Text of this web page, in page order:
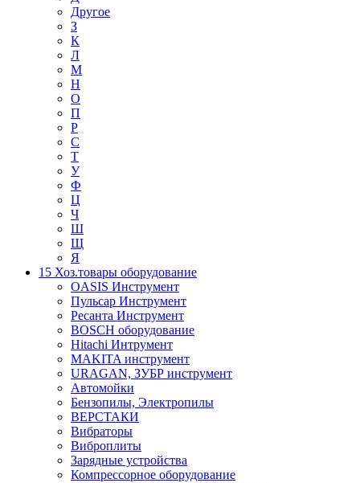
Другое
З
К
Л
М
Н
О
П
Р
С
Т
У
Ф
Ц
Ч
Ш
Щ
Я
15 Хоз.товары оборудование
OASIS Инструмент
Пульсар Инструмент
Ресанта Инструмент
BOSCH оборудование
Hitachi Интрумент
MAKITA инструмент
URAGAN, ЗУБР инструмент
Автомойки
Бензопилы, Электропилы
ВЕРСТАКИ
Вибраторы
Виброплиты
Зарядные устройства
Компрессорное оборудование